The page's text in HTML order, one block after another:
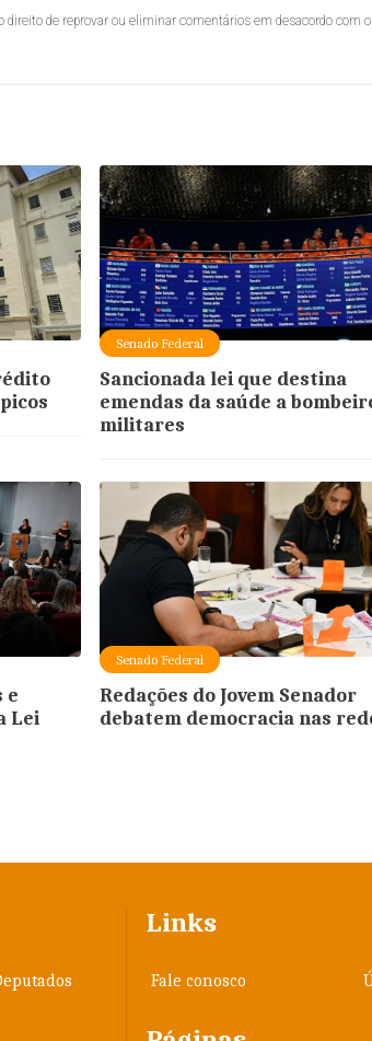
de reprovar ou eliminar comentários em desacordo com o
Senado Federal
Sancionada lei que destina
emendas da saúde a
militares
e
Lei
Senado Federal
Redações do Jovem Senador
debatem democracia nas
Links
Fale conosco